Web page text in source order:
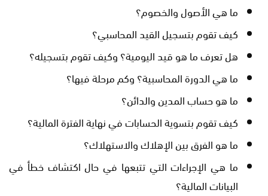
ما هي الأصول والخصوم؟
كيف تقوم بتسجيل القيد المحاسبي؟
هل تعرف ما هو قيد اليومية؟ وكيف تقوم بتسجيله؟
ما هي الدورة المحاسبية؟ وكم مرحلة فيها؟
ما هو حساب المدين والدائن؟
كيف تقوم بتسوية الحسابات في نهاية الفترة المالية؟
ما هو الفرق بين الإهلاك والاستهلاك؟
ما هي الإجراءات التي تتبعها في حال اكتشاف خطأ في
البيانات المالية؟